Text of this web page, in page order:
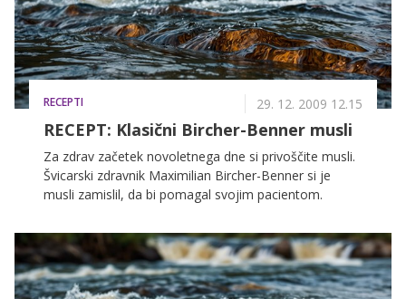
RECEPTI 29. 12. 2009 12.15
RECEPT: Klasični Bircher-Benner musli
Za zdrav začetek novoletnega dne si privoščite musli.
Švicarski zdravnik Maximilian Bircher-Benner si je
musli zamislil, da bi pomagal svojim pacientom.